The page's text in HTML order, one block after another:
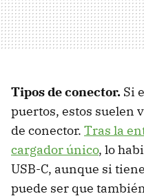
Tipos de conector. Si
puertos, estos suelen
de conector. Tras la
cargador único, lo
USB-C, aunque si
puede ser que